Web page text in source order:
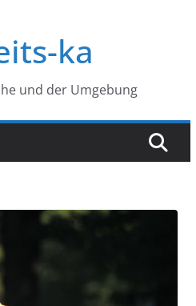
ka
und der Umgebung